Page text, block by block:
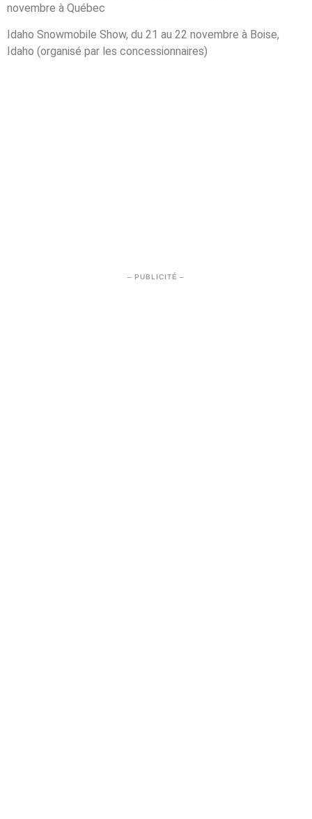
novembre à Québec
Idaho Snowmobile Show, du 21 au 22 novembre à Boise,
Idaho (organisé par les concessionnaires)
– PUBLICITÉ –